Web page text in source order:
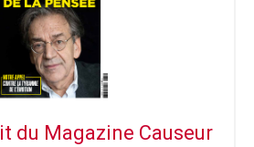
du Magazine Causeur